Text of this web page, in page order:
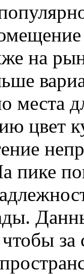
на
места
цвет
пике